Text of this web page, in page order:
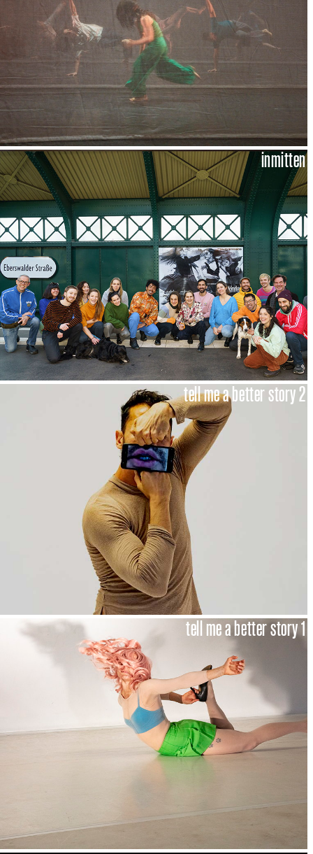
inmitten
tell me a better story 2
tell me a better story 1